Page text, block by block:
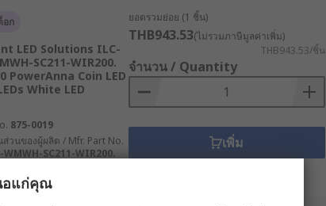
อก
LED Solutions ILC-
SC211-WIR200.
PowerAnna Coin LED
White LED
875-0019
วนของผู้ผลิต / Mfr. Part No.
SC211-WIR200.
ยอดรวมย่อย (1 ชิ้น)
THB943.53(ไม่รวมภาษีมูลค่าเพิ่ม)
THB943.53/ชิ้น
จำนวน / Quantity
เพิ่ม
อแก่คุณ